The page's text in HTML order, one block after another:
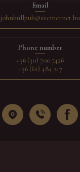
Email
johnbullpub@szemernet.hu
Phone number
+36 (30) 700 7426
+36 (62) 484 217